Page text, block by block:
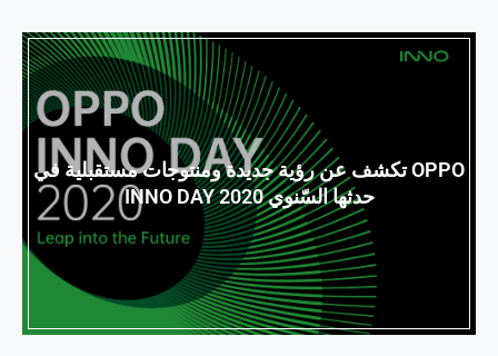
OPPO تكشف عن رؤية جديدة ومنتوجات مستقبلية في
حدثها السّنوي INNO DAY 2020